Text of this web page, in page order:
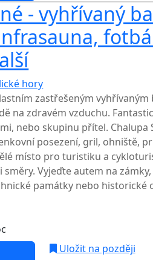
- vyhřívaný
hory
zastřešeným vyhřívaným
na zdravém vzduchu.
nebo skupinu přítel. Chalupa
posezení, gril, ohniště,
místo pro turistiku a
Vyjeďte autem na
památky nebo historické
Uložit na později